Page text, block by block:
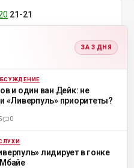
21-21
ЗА 3 ДНЯ
и один ван Дейк: не
«Ливерпуль» приоритеты?
0
лидирует в гонке